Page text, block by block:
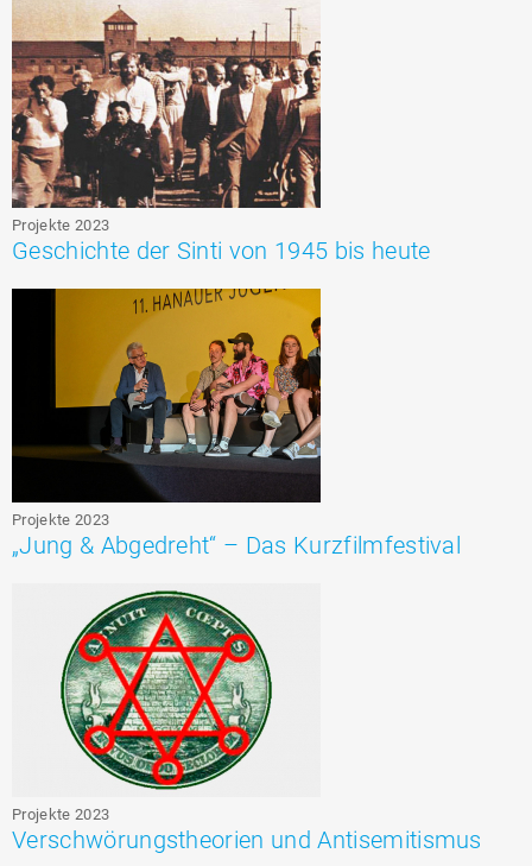
Projekte 2023
Geschichte der Sinti von 1945 bis heute
Projekte 2023
„Jung & Abgedreht“ – Das Kurzfilmfestival
Projekte 2023
Verschwörungstheorien und Antisemitismus